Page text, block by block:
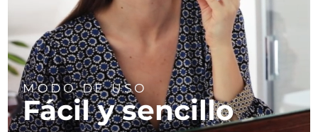
MODO DE USO
Fácil y sencillo
Reino Unido Entrega prevista
Estados Unidos Entrega prevista 8/12/26
Uzbekistán Entrega prevista 8/16/26
Vietnam Entrega prevista8/17/26